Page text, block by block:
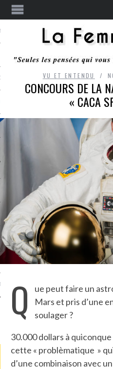
RESTER
MONROZIER
ARCACHON
VU ET ENTENDU
CONCOURS DE LA
« CACA
Q
ue peut faire un
Mars et pris d’une
soulager ?
30.000 dollars à
cette « problèmatique »
d’une combinaison avec